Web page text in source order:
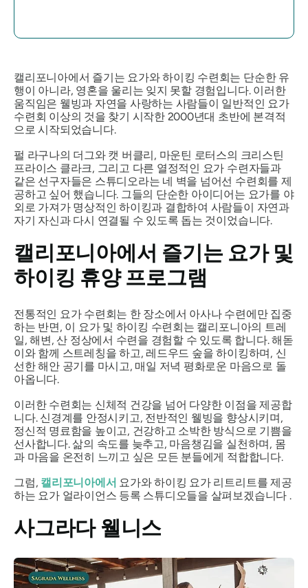
캘리포니아에서 즐기는 요가와 하이킹 수련회는 단순한 유
행이 아니라, 영혼을 울리는 잊지 못할 경험입니다. 이러한
움직임은 웰빙과 자연을 사랑하는 사람들이 일반적인 요가
수련회 이상의 것을 찾기 시작한 2000년대 초반에 본격적
으로 시작되었습니다.
펄 라구나의 더그와 캣 버클리, 마운틴 로터스의 크리스틴
프라이스 클라크, 그리고 다른 열정적인 요가 수련자들과
같은 선구자들은 스튜디오라는 네 벽을 넘어선 수련회를 제
공하고 싶어 했습니다. 그들의 단순한 아이디어는 요가를 야
외로 가져가 명상적인 하이킹과 결합하여 사람들이 자연과
자기 자신과 다시 연결될 수 있도록 돕는 것이었습니다.
캘리포니아에서 즐기는 요가 및
하이킹 휴양 프로그램
전통적인 요가 수련회는 한 장소에서 아사나 수련에만 집중
하는 반면, 이 요가 및 하이킹 수련회는 캘리포니아의 트레
일, 해변, 산 정상에서 수련을 경험할 수 있도록 합니다. 해돋
이와 함께 스트레칭을 하고, 레드우드 숲을 하이킹하며, 신
선한 해안 공기를 마시고, 매일 저녁 평화로운 마음으로 돌
아옵니다.
이러한 수련회는 신체적 건강을 넘어 다양한 이점을 제공합
니다. 신경계를 안정시키고, 전반적인 웰빙을 향상시키며,
정신적 명료함을 높이고, 건강하고 소박한 방식으로 기쁨을
선사합니다. 삶의 속도를 늦추고, 마음챙김을 실천하며, 몸
과 마음을 온전히 느끼고 싶은 모든 분들에게 적합합니다.
그럼, 캘리포니아에서 요가와 하이킹 요가 리트리트를 제공
하는 요가 얼라이언스 등록 스튜디오들을 살펴보겠습니다 .
사그라다 웰니스